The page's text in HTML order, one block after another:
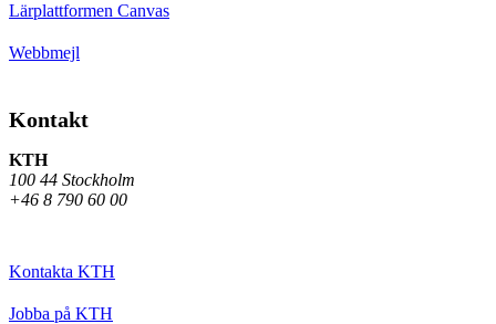
Lärplattformen Canvas
Webbmejl
Kontakt
KTH
100 44 Stockholm
+46 8 790 60 00
Kontakta KTH
Jobba på KTH